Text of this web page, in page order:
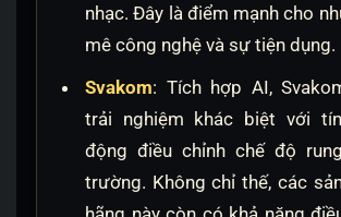
nhạc. Đây là điểm mạnh cho
mê công nghệ và sự tiện dụng.
Svakom: Tích hợp AI,
trải nghiệm khác biệt với
động điều chỉnh chế độ
trường. Không chỉ thế, các